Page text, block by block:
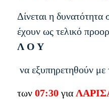
Δίνεται η δυνατότητα
έχουν ως τελικό
Λ Ο Υ
να εξυπηρετηθούν
των 07:30για